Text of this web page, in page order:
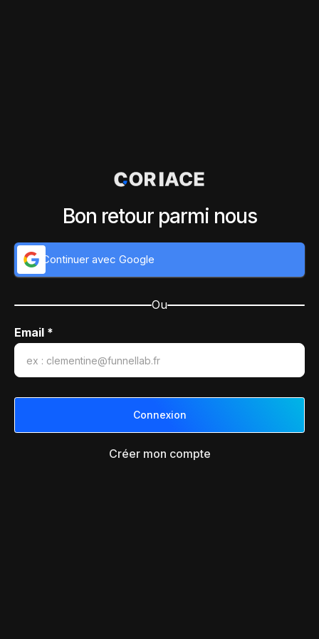
Bon retour parmi nous
Continuer avec Google
Ou
Email *
Créer mon compte